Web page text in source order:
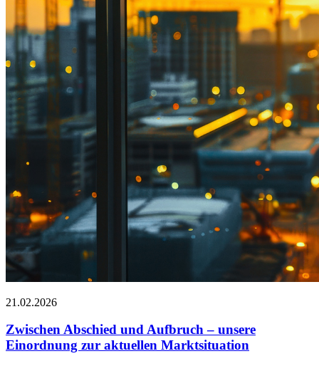
21.02.2026
Zwischen Abschied und Aufbruch – unsere
Einordnung zur aktuellen Marktsituation